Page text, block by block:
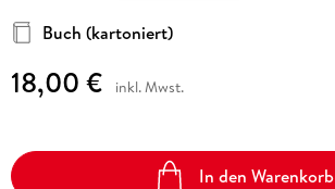
Buch (kartoniert)
18,00 € inkl. Mwst.
In den Warenkorb